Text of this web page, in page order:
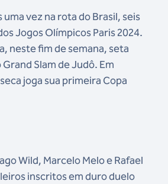
uma vez na rota do Brasil, seis
Jogos Olímpicos Paris 2024.
neste fim de semana, seta
Slam de Judô. Em
joga sua primeira Copa
Wild, Marcelo Melo e Rafael
inscritos em duro duelo